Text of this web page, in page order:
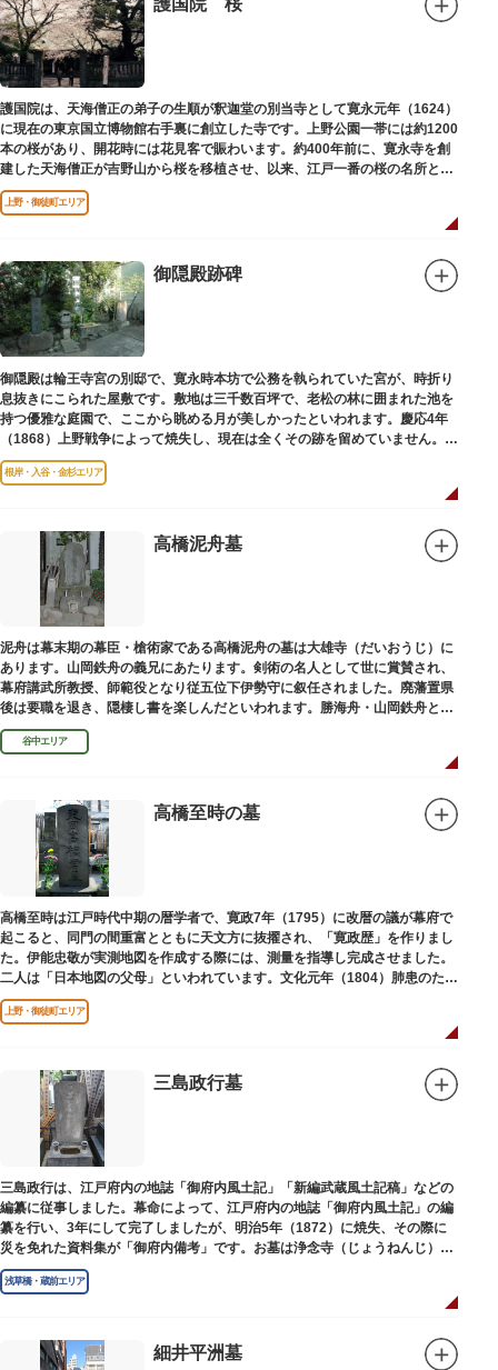
護国院 桜
護国院は、天海僧正の弟子の生順が釈迦堂の別当寺として寛永元年（1624）
に現在の東京国立博物館右手裏に創立した寺です。上野公園一帯には約1200
本の桜があり、開花時には花見客で賑わいます。約400年前に、寛永寺を創
建した天海僧正が吉野山から桜を移植させ、以来、江戸一番の桜の名所とし
て今日に及んでいます。
上野・御徒町エリア
御隠殿跡碑
御隠殿は輪王寺宮の別邸で、寛永時本坊で公務を執られていた宮が、時折り
息抜きにこられた屋敷です。敷地は三千数百坪で、老松の林に囲まれた池を
持つ優雅な庭園で、ここから眺める月が美しかったといわれます。慶応4年
（1868）上野戦争によって焼失し、現在は全くその跡を留めていません。根
岸薬師堂（ねぎしやくしどう）にあります。
根岸・入谷・金杉エリア
高橋泥舟墓
泥舟は幕末期の幕臣・槍術家である高橋泥舟の墓は大雄寺（だいおうじ）に
あります。山岡鉄舟の義兄にあたります。剣術の名人として世に賞賛され、
幕府講武所教授、師範役となり従五位下伊勢守に叙任されました。廃藩置県
後は要職を退き、隠棲し書を楽しんだといわれます。勝海舟・山岡鉄舟と共
に幕末の三舟といわれています。
谷中エリア
高橋至時の墓
高橋至時は江戸時代中期の暦学者で、寛政7年（1795）に改暦の議が幕府で
起こると、同門の間重富とともに天文方に抜擢され、「寛政歴」を作りまし
た。伊能忠敬が実測地図を作成する際には、測量を指導し完成させました。
二人は「日本地図の父母」といわれています。文化元年（1804）肺患のため
没しました。お墓は源空寺（げんくうじ）にあります。
上野・御徒町エリア
三島政行墓
三島政行は、江戸府内の地誌「御府内風土記」「新編武蔵風土記稿」などの
編纂に従事しました。幕命によって、江戸府内の地誌「御府内風土記」の編
纂を行い、3年にして完了しましたが、明治5年（1872）に焼失、その際に
災を免れた資料集が「御府内備考」です。お墓は浄念寺（じょうねんじ）境
内にあります。
浅草橋・蔵前エリア
細井平洲墓